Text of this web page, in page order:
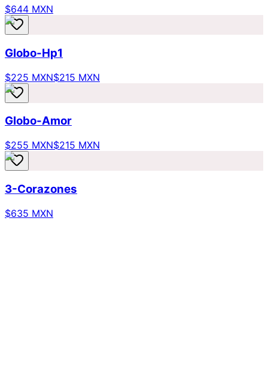
$644 MXN
Globo-Hp1
$225 MXN$215 MXN
Globo-Amor
$255 MXN$215 MXN
3-Corazones
$635 MXN